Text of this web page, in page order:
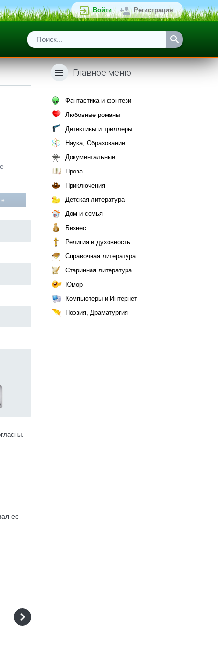
Войти Регистрация
ее
Главное меню
Фантастика и фэнтези
Любовные романы
Детективы и триллеры
Наука, Образование
Документальные
Проза
Приключения
Детская литература
Дом и семья
Бизнес
Религия и духовность
Справочная литература
Старинная литература
Юмор
Компьютеры и Интернет
Поэзия, Драматургия